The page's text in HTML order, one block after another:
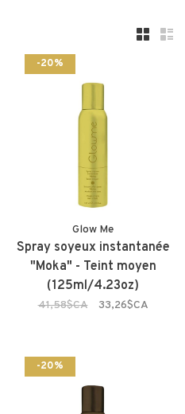
-20%
Glow Me
Spray soyeux instantanée
"Moka" - Teint moyen
(125ml/4.23oz)
41,58$CA 33,26$CA
-20%